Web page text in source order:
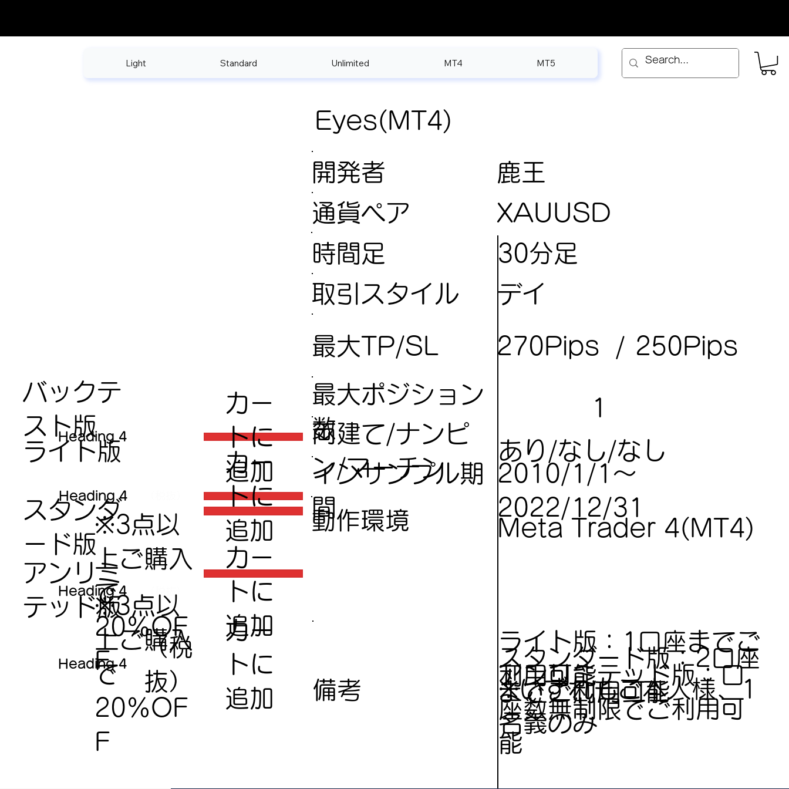
Light Standard Unlimited MT4 MT5
バックテ
スト版
スタンダ
ード版
アンリミ
テッド版
Eyes(MT4)
開発者 鹿王
最大ポジション
数
1
Heading 4
​カー
トに
追加
Heading 4
​カー
トに
追加
Heading 4
※3点以
上ご購入
で​
20％OF
F
​カー
トに
追加
Heading 4
（税
抜）
※3点以
上ご購入
で​
20％OF
F
​カー
トに
追加
ライト版
通貨ペア XAUUSD
取引スタイル デイ
最大TP/SL 270Pips / 250Pips
両建て/ナンピ
ン/マーチン
あり/なし/なし
インサンプル期
間
2010/1/1～
2022/12/31
動作環境 Meta Trader 4(MT4)
時間足 30分足
備考
ライト版：1口座までご
利用可能
スタンダード版：2口座
までご利用可能
アンリミテッド版：口
座数無制限でご利用可
能
※いずれもご本人様、1
名義のみ